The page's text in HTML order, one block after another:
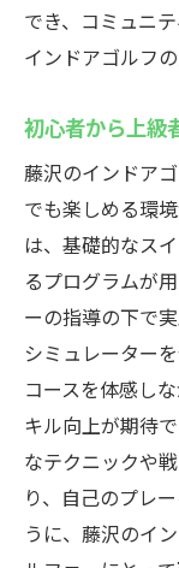
でき、コミュニ
インドアゴルフ
初心者から上級
藤沢のインドア
でも楽しめる環
は、基礎的なス
るプログラムが
ーの指導の下で
シミュレーター
コースを体感し
キル向上が期待
なテクニックや
り、自己のプレ
うに、藤沢のイ